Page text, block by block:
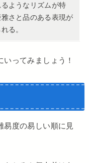
るようなリズムが特
さと品のある表現が
る。
ってみましょう！
易度の易しい順に見